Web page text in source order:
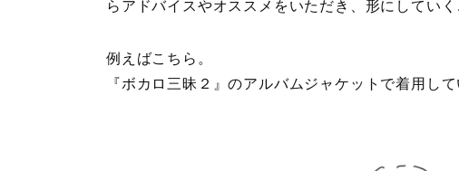
らアドバイスやオススメをいただき、形にしていく
例えばこちら。
『ボカロ三昧２』のアルバムジャケットで着用し